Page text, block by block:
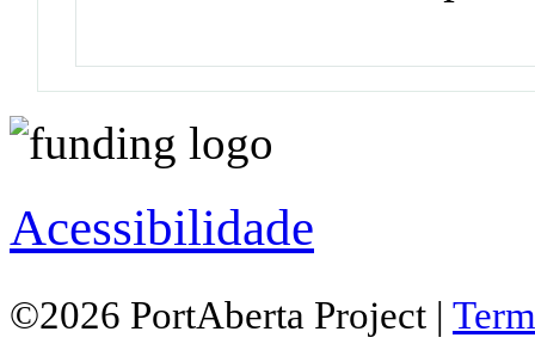
Acessibilidade
©2026 PortAberta Project |